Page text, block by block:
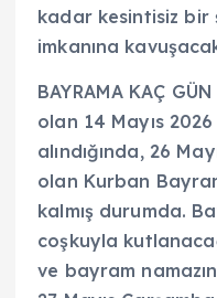
kadar kesintisiz
imkanına
BAYRAMA KAÇ
olan 14 Mayıs
alındığında, 26
olan Kurban
kalmış durumda.
coşkuyla
ve bayram